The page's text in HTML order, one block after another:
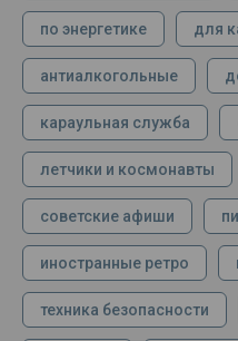
по энергетике для
антиалкогольные
караульная служба
летчики и космонавты
советские афиши
иностранные ретро
техника безопасности